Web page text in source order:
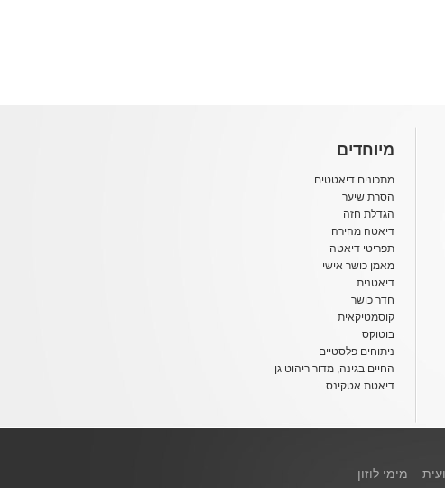
מיוחדים
מתכונים דיאטטים
הסרת שיער
הגדלת חזה
דיאטה מהירה
תפריטי דיאטה
מאמן כושר אישי
דיאטנית
חדר כושר
קוסמטיקאית
בוטוקס
ניתוחים פלסטיים
החיים בגינה, מדור ריהוט גן
דיאטת אטקינס
מימי לוזון